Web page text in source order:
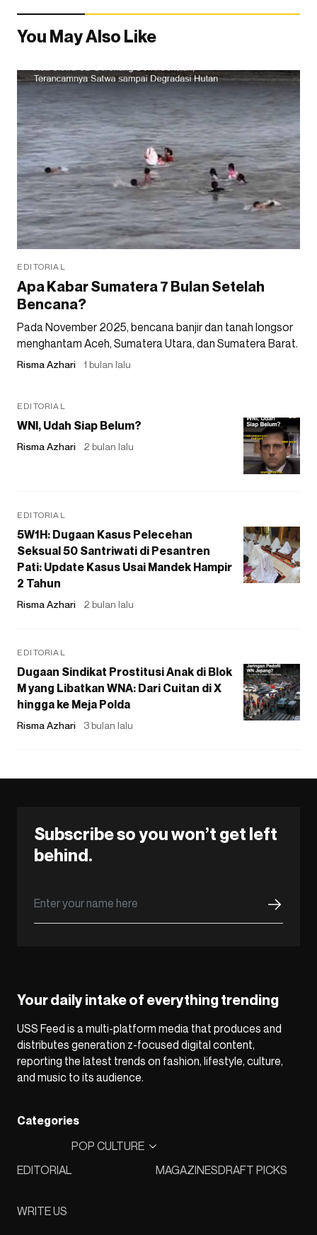
You May Also Like
EDITORIAL
Apa Kabar Sumatera 7 Bulan Setelah
Bencana?
Pada November 2025, bencana banjir dan tanah longsor
menghantam Aceh, Sumatera Utara, dan Sumatera Barat.
Risma Azhari 1 bulan lalu
EDITORIAL
WNI, Udah Siap Belum?
Risma Azhari 2 bulan lalu
EDITORIAL
5W1H: Dugaan Kasus Pelecehan
Seksual 50 Santriwati di Pesantren
Pati: Update Kasus Usai Mandek Hampir
2 Tahun
Risma Azhari 2 bulan lalu
EDITORIAL
Dugaan Sindikat Prostitusi Anak di Blok
M yang Libatkan WNA: Dari Cuitan di X
hingga ke Meja Polda
Risma Azhari 3 bulan lalu
Subscribe so you won’t get left
behind.
Your daily intake of everything trending
USS Feed is a multi-platform media that produces and
distributes generation z-focused digital content,
reporting the latest trends on fashion, lifestyle, culture,
and music to its audience.
Categories
EDITORIAL
POP CULTURE
MAGAZINESDRAFT PICKS
WRITE US